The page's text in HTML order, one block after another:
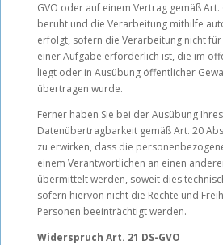
GVO oder auf einem Vertrag gemäß Art.
beruht und die Verarbeitung mithilfe
erfolgt, sofern die Verarbeitung nicht
einer Aufgabe erforderlich ist, die im
liegt oder in Ausübung öffentlicher
übertragen wurde.
Ferner haben Sie bei der Ausübung
Datenübertragbarkeit gemäß Art. 20
zu erwirken, dass die
einem Verantwortlichen an einen
übermittelt werden, soweit dies
sofern hiervon nicht die Rechte und
Personen beeinträchtigt werden.
Widerspruch Art. 21 DS-GVO